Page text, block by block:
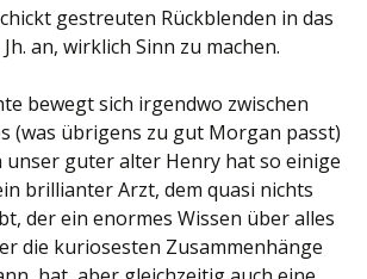
gestreuten Rückblenden in das
an, wirklich Sinn zu machen.
bewegt sich irgendwo zwischen
(was übrigens zu gut Morgan passt)
unser guter alter Henry hat so einige
brillianter Arzt, dem quasi nichts
der ein enormes Wissen über alles
die kuriosesten Zusammenhänge